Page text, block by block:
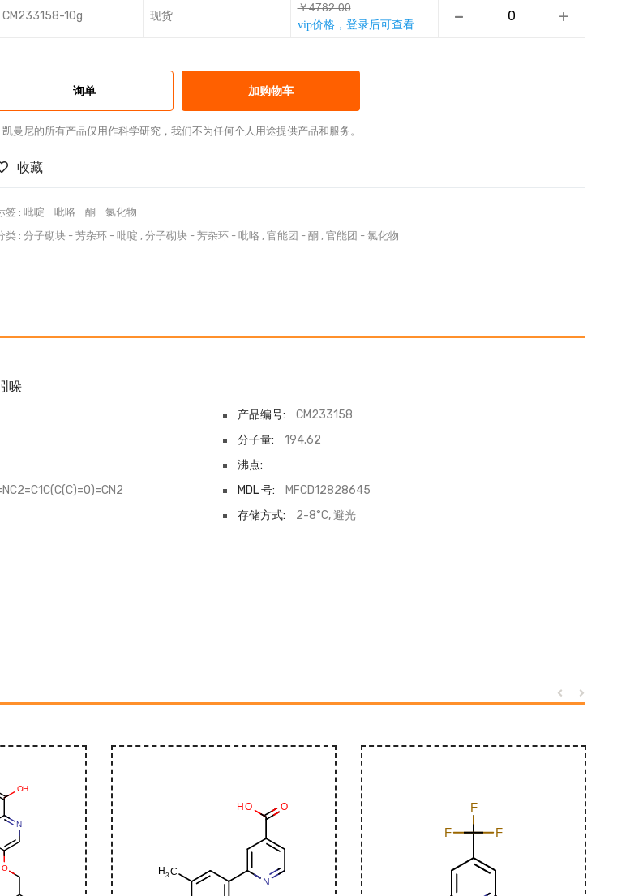
CM233158-10g 现货
￥ȡũȺƿǑƥƥ
vip价格，登录后可查看
- +
询单 加购物车
凯曼尼的所有产品仅用作科学研究，我们不为任何个人用途提供产品和服务。
收藏
签 : 吡啶 吡咯 酮
氯化物
类 : 分子砌块- 芳杂环- 吡啶 , 分子砌块- 芳杂环- 吡咯 , 官能团 - 酮 , 官能团 - 氯化物
哚
产品编号:
CM233158
分子量:
194.62
沸点:
MDL 号:
MFCD12828645
存储方式:
2-8°C, 避光